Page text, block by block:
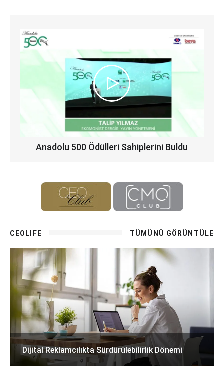
Anadolu 500 Ödülleri Sahiplerini Buldu
CEOLIFE TÜMÜNÜ GÖRÜNTÜLE
Dijital Reklamcılıkta Sürdürülebilirlik Dönemi